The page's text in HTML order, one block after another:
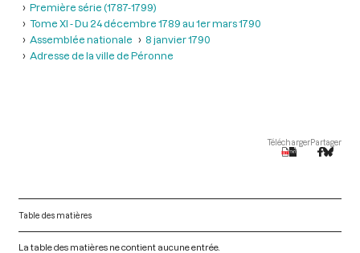
Première série (1787-1799)
Tome XI - Du 24 décembre 1789 au 1er mars 1790
Assemblée nationale
8 janvier 1790
Adresse de la ville de Péronne
TéléchargerPartager
Table des matières
La table des matières ne contient aucune entrée.